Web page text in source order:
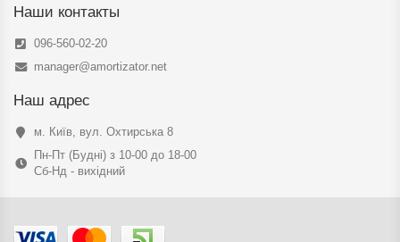
Наши контакты
096-560-02-20
manager@amortizator.net
Наш адрес
м. Київ, вул. Охтирська 8
Пн-Пт (Будні) з 10-00 до 18-00
Сб-Нд - вихідний